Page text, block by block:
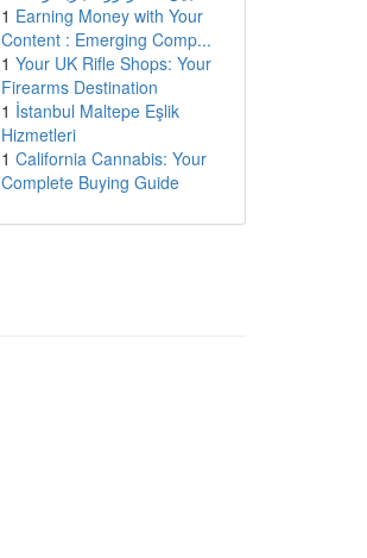
1 Earning Money with Your
Content : Emerging Comp...
1 Your UK Rifle Shops: Your
Firearms Destination
1 İstanbul Maltepe Eşlik
Hizmetleri
1 California Cannabis: Your
Complete Buying Guide